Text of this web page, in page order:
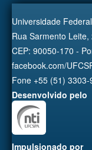
Universidade
Rua Sarmento
CEP: 90050-170 -
facebook.com/
Fone +55 (51) 3303-
Desenvolvido pelo
Impulsionado por